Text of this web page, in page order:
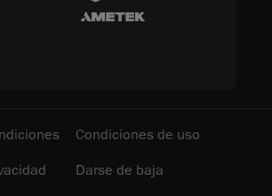
Condiciones de uso
Darse de baja